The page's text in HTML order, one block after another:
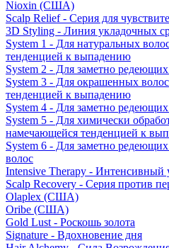
Nioxin (США)
Scalp Relief - Серия для
3D Styling - Линия укладочных
System 1 - Для натуральных
тенденцией к выпадению
System 2 - Для заметно
System 3 - Для окрашенных
тенденцией к выпадению
System 4 - Для заметно
System 5 - Для химически
намечающейся тенденцией к
System 6 - Для заметно
волос
Intensive Therapy - Интенсивный
Scalp Recovery - Серия против
Olaplex (США)
Oribe (США)
Gold Lust - Роскошь золота
Signature - Вдохновение дня